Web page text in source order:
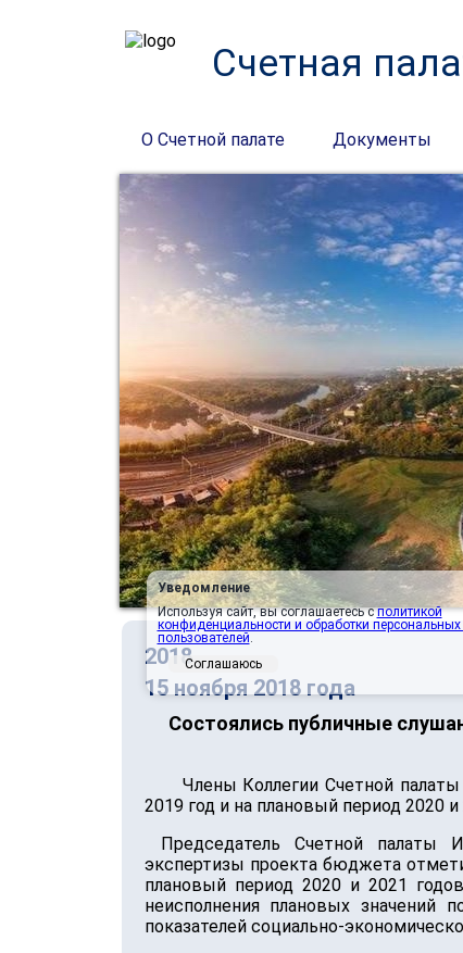
Счетная
О Счетной палате Документы
2018
15 ноября 2018 года
Состоялись публичные
Члены Коллегии Счетной
2019 год и на плановый период 2020 и
Председатель Счетной палаты
экспертизы проекта бюджета
плановый период 2020 и 2021
неисполнения плановых
показателей социально-
Уведомление
Используя сайт, вы соглашаетесь сполитикой
конфиденциальности и обработки
пользователей.
Соглашаюсь